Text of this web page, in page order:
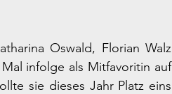
Oswald, Florian Walz
infolge als Mitfavoritin auf
sie dieses Jahr Platz eins